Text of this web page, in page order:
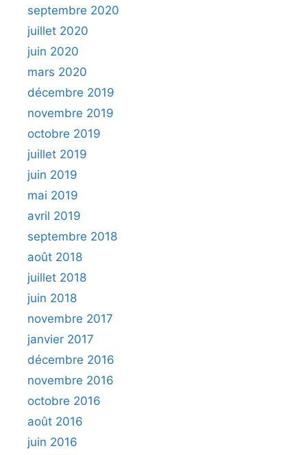
septembre 2020
juillet 2020
juin 2020
mars 2020
décembre 2019
novembre 2019
octobre 2019
juillet 2019
juin 2019
mai 2019
avril 2019
septembre 2018
août 2018
juillet 2018
juin 2018
novembre 2017
janvier 2017
décembre 2016
novembre 2016
octobre 2016
août 2016
juin 2016